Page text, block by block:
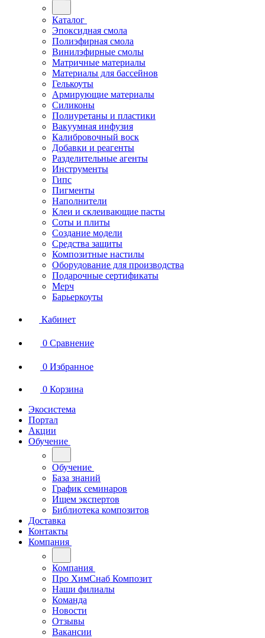
Каталог
Эпоксидная смола
Полиэфирная смола
Винилэфирные смолы
Матричные материалы
Материалы для бассейнов
Гелькоуты
Армирующие материалы
Силиконы
Полиуретаны и пластики
Вакуумная инфузия
Калибровочный воск
Добавки и реагенты
Разделительные агенты
Инструменты
Гипс
Пигменты
Наполнители
Клеи и склеивающие пасты
Соты и плиты
Создание модели
Средства защиты
Композитные настилы
Оборудование для производства
Подарочные сертификаты
Мерч
Барьеркоуты
Кабинет
0 Сравнение
0 Избранное
0 Корзина
Экосистема
Портал
Акции
Обучение
Обучение
База знаний
График семинаров
Ищем экспертов
Библиотека композитов
Доставка
Контакты
Компания
Компания
Про ХимСнаб Композит
Наши филиалы
Команда
Новости
Отзывы
Вакансии